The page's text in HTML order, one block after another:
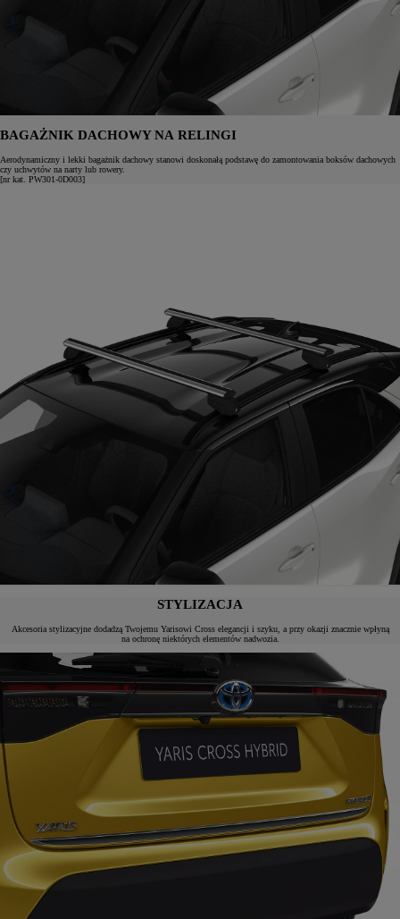
BAGAŻNIK DACHOWY NA RELINGI
Aerodynamiczny i lekki bagażnik dachowy stanowi doskonałą podstawę do zamontowania boksów dachowych
czy uchwytów na narty lub rowery.
[nr kat. PW301-0D003]
STYLIZACJA
Akcesoria stylizacyjne dodadzą Twojemu Yarisowi Cross elegancji i szyku, a przy okazji znacznie wpłyną
na ochronę niektórych elementów nadwozia.